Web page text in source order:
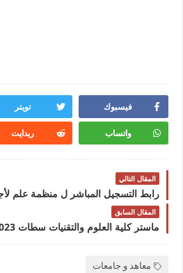
فيسبوك تويتر
واتساب ريدايت
المقال التالي
المقال السابق
معاهد و جامعات